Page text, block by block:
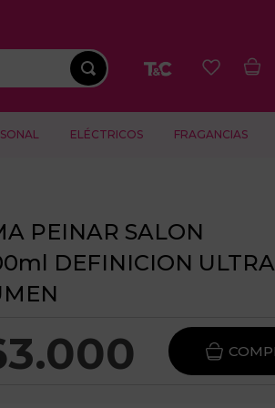
ELÉCTRICOS FRAGANCIAS
PEINAR SALON
DEFINICION ULTRA
.000